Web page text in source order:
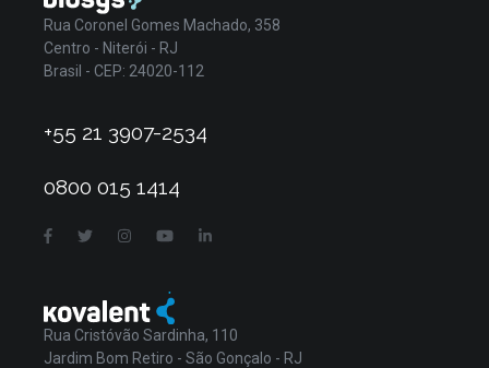
Rua Coronel Gomes Machado, 358
Centro - Niterói - RJ
Brasil - CEP: 24020-112
+55 21 3907-2534
0800 015 1414
Rua Cristóvão Sardinha, 110
Jardim Bom Retiro - São Gonçalo - RJ